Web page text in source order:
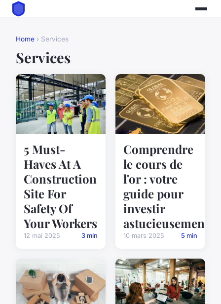
Home › Services
Services
5 Must-
Haves At A
Construction
Site For
Safety Of
Your Workers
12 mai 2025 3 min
Comprendre
le cours de
l'or : votre
guide pour
investir
astucieusement
10 mars 2025 5 min